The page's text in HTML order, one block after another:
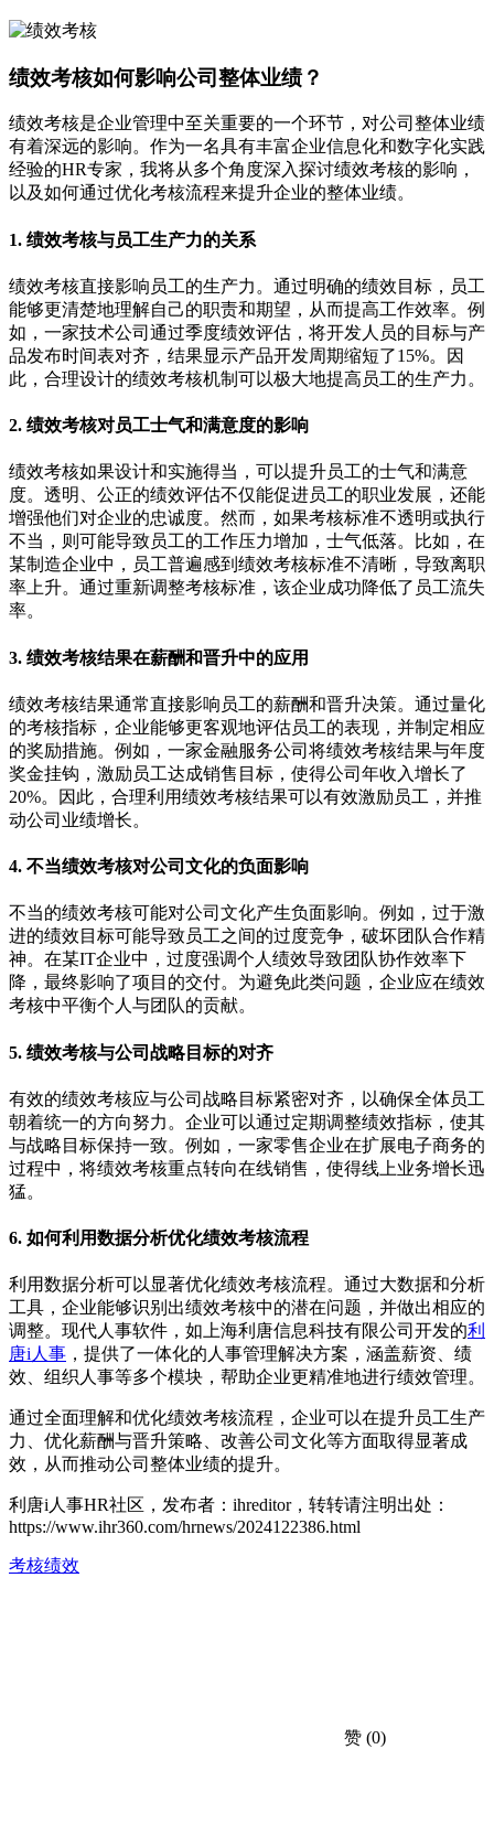
绩效考核如何影响公司整体业绩？
绩效考核是企业管理中至关重要的一个环节，对公司整体业绩
有着深远的影响。作为一名具有丰富企业信息化和数字化实践
经验的HR专家，我将从多个角度深入探讨绩效考核的影响，
以及如何通过优化考核流程来提升企业的整体业绩。
1. 绩效考核与员工生产力的关系
绩效考核直接影响员工的生产力。通过明确的绩效目标，员工
能够更清楚地理解自己的职责和期望，从而提高工作效率。例
如，一家技术公司通过季度绩效评估，将开发人员的目标与产
品发布时间表对齐，结果显示产品开发周期缩短了15%。因
此，合理设计的绩效考核机制可以极大地提高员工的生产力。
2. 绩效考核对员工士气和满意度的影响
绩效考核如果设计和实施得当，可以提升员工的士气和满意
度。透明、公正的绩效评估不仅能促进员工的职业发展，还能
增强他们对企业的忠诚度。然而，如果考核标准不透明或执行
不当，则可能导致员工的工作压力增加，士气低落。比如，在
某制造企业中，员工普遍感到绩效考核标准不清晰，导致离职
率上升。通过重新调整考核标准，该企业成功降低了员工流失
率。
3. 绩效考核结果在薪酬和晋升中的应用
绩效考核结果通常直接影响员工的薪酬和晋升决策。通过量化
的考核指标，企业能够更客观地评估员工的表现，并制定相应
的奖励措施。例如，一家金融服务公司将绩效考核结果与年度
奖金挂钩，激励员工达成销售目标，使得公司年收入增长了
20%。因此，合理利用绩效考核结果可以有效激励员工，并推
动公司业绩增长。
4. 不当绩效考核对公司文化的负面影响
不当的绩效考核可能对公司文化产生负面影响。例如，过于激
进的绩效目标可能导致员工之间的过度竞争，破坏团队合作精
神。在某IT企业中，过度强调个人绩效导致团队协作效率下
降，最终影响了项目的交付。为避免此类问题，企业应在绩效
考核中平衡个人与团队的贡献。
5. 绩效考核与公司战略目标的对齐
有效的绩效考核应与公司战略目标紧密对齐，以确保全体员工
朝着统一的方向努力。企业可以通过定期调整绩效指标，使其
与战略目标保持一致。例如，一家零售企业在扩展电子商务的
过程中，将绩效考核重点转向在线销售，使得线上业务增长迅
猛。
6. 如何利用数据分析优化绩效考核流程
利用数据分析可以显著优化绩效考核流程。通过大数据和分析
工具，企业能够识别出绩效考核中的潜在问题，并做出相应的
调整。现代人事软件，如上海利唐信息科技有限公司开发的利
唐i人事 ，提供了一体化的人事管理解决方案，涵盖薪资、绩
效、组织人事等多个模块，帮助企业更精准地进行绩效管理。
通过全面理解和优化绩效考核流程，企业可以在提升员工生产
力、优化薪酬与晋升策略、改善公司文化等方面取得显著成
效，从而推动公司整体业绩的提升。
利唐i人事HR社区，发布者：ihreditor，转转请注明出处：
https://www.ihr360.com/hrnews/2024122386.html
考核绩效
赞 (0)